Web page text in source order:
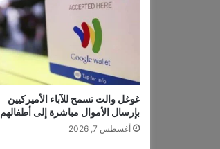
ن
ي
ة
ج
غوغل والت تسمح للآباء الأميركيين
بإرسال الأموال مباشرة إلى أطفالهم
أغسطس 7, 2026